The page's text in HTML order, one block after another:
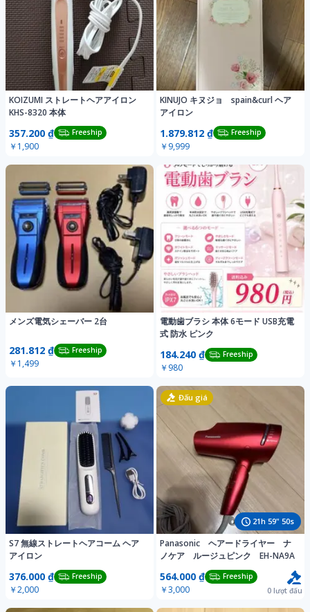
KOIZUMI ストレートヘアアイロン
KHS-8320 本体
357.200 ₫ Freeship
￥1,900
KINUJO キヌジョ spain&curl ヘア
アイロン
1.879.812 ₫ Freeship
￥9,999
メンズ電気シェーバー 2台
281.812 ₫ Freeship
￥1,499
電動歯ブラシ 本体 6モード USB充電
式 防水 ピンク
184.240 ₫ Freeship
￥980
S7 無線ストレートヘアコーム ヘア
アイロン
376.000 ₫ Freeship
￥2,000
21h 59" 47s
Đấu giá
Panasonic ヘアードライヤー ナ
ノケア ルージュピンク EH-NA9A
564.000 ₫ Freeship
￥3,000 0 lượt đấu